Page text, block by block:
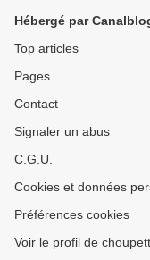
Hébergé par
Top articles
Pages
Contact
Signaler un abus
C.G.U.
Cookies et données
Préférences cookies
Voir le profil de